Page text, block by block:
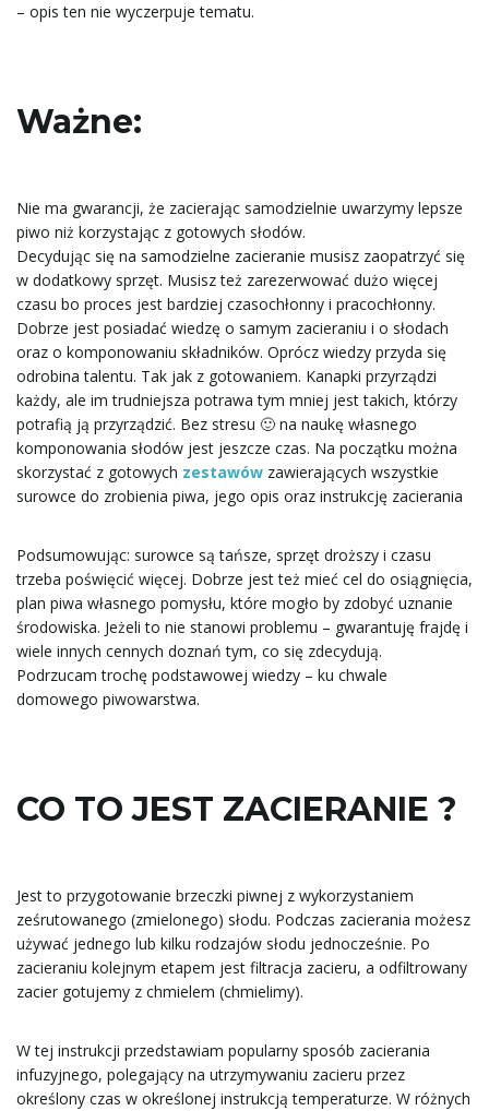
– opis ten nie wyczerpuje tematu.
Ważne:
Nie ma gwarancji, że zacierając samodzielnie uwarzymy lepsze
piwo niż korzystając z gotowych słodów.
Decydując się na samodzielne zacieranie musisz zaopatrzyć się
w dodatkowy sprzęt. Musisz też zarezerwować dużo więcej
czasu bo proces jest bardziej czasochłonny i pracochłonny.
Dobrze jest posiadać wiedzę o samym zacieraniu i o słodach
oraz o komponowaniu składników. Oprócz wiedzy przyda się
odrobina talentu. Tak jak z gotowaniem. Kanapki przyrządzi
każdy, ale im trudniejsza potrawa tym mniej jest takich, którzy
potrafią ją przyrządzić. Bez stresu 🙂 na naukę własnego
komponowania słodów jest jeszcze czas. Na początku można
skorzystać z gotowych zestawów zawierających wszystkie
surowce do zrobienia piwa, jego opis oraz instrukcję zacierania
Podsumowując: surowce są tańsze, sprzęt droższy i czasu
trzeba poświęcić więcej. Dobrze jest też mieć cel do osiągnięcia,
plan piwa własnego pomysłu, które mogło by zdobyć uznanie
środowiska. Jeżeli to nie stanowi problemu – gwarantuję frajdę i
wiele innych cennych doznań tym, co się zdecydują.
Podrzucam trochę podstawowej wiedzy – ku chwale
domowego piwowarstwa.
CO TO JEST ZACIERANIE ?
Jest to przygotowanie brzeczki piwnej z wykorzystaniem
ześrutowanego (zmielonego) słodu. Podczas zacierania możesz
używać jednego lub kilku rodzajów słodu jednocześnie. Po
zacieraniu kolejnym etapem jest filtracja zacieru, a odfiltrowany
zacier gotujemy z chmielem (chmielimy).
W tej instrukcji przedstawiam popularny sposób zacierania
infuzyjnego, polegający na utrzymywaniu zacieru przez
określony czas w określonej instrukcją temperaturze. W różnych